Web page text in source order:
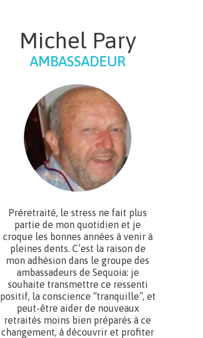
Michel Pary
AMBASSADEUR
Préretraité, le stress ne fait plus
partie de mon quotidien et je
croque les bonnes années à venir à
pleines dents. C’est la raison de
mon adhésion dans le groupe des
ambassadeurs de Sequoia: je
souhaite transmettre ce ressenti
positif, la conscience “tranquille”, et
peut-être aider de nouveaux
retraités moins bien préparés à ce
changement, à découvrir et profiter